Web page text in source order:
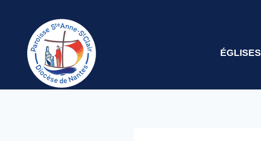
ÉGLISES